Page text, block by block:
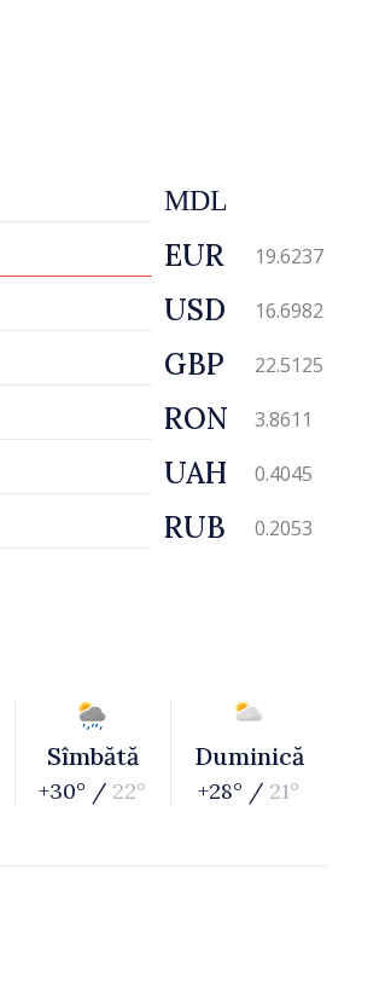
MDL
EUR 19.6237
USD 16.6982
GBP 22.5125
RON 3.8611
UAH 0.4045
RUB 0.2053
Sîmbătă
+30° / 22°
Duminică
+28° / 21°